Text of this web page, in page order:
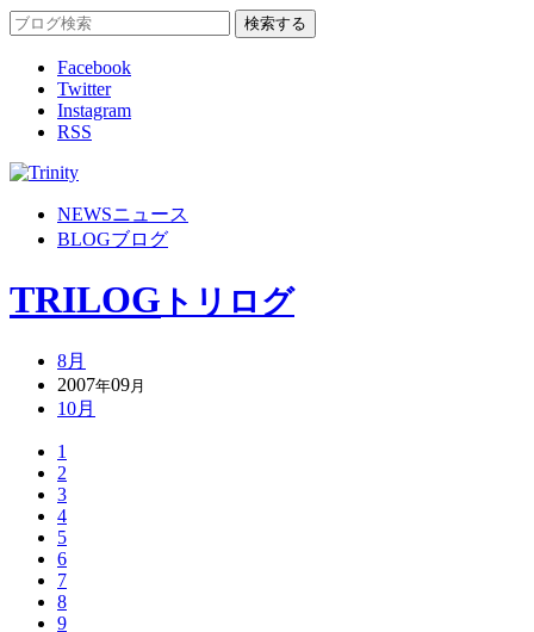
Facebook
Twitter
Instagram
RSS
NEWSニュース
BLOGブログ
TRILOG トリログ
8月
2007年09 月
10月
1
2
3
4
5
6
7
8
9